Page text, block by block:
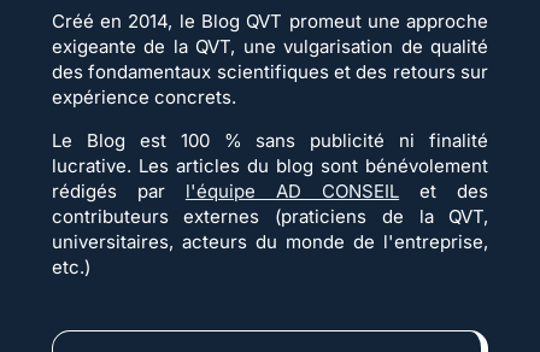
Créé en 2014, le Blog QVT promeut une approche
exigeante de la QVT, une vulgarisation de qualité
des fondamentaux scientifiques et des retours sur
expérience concrets.
Le Blog est 100 % sans publicité ni finalité
lucrative. Les articles du blog sont bénévolement
rédigés par l'équipe AD CONSEIL et des
contributeurs externes (praticiens de la QVT,
universitaires, acteurs du monde de l'entreprise,
etc.)